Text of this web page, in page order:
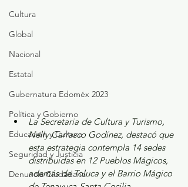
Cultura
Global
Nacional
Estatal
Gubernatura Edoméx 2023
Política y Gobierno
Educación y Cultura
Seguridad y Justicia
Denuncia Ciudadana
La Secretaria de Cultura y Turismo,
Nelly Carrasco Godínez, destacó que
esta estrategia contempla 14 sedes
distribuidas en 12 Pueblos Mágicos,
además de Toluca y el Barrio Mágico